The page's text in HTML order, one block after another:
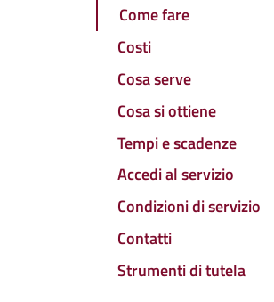
Come fare
Costi
Cosa serve
Cosa si ottiene
Tempi e scadenze
Accedi al servizio
Condizioni di servizio
Contatti
Strumenti di tutela